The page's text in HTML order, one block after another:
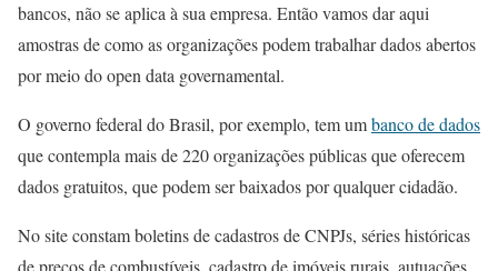
bancos, não se aplica à sua empresa. Então vamos dar aqui
amostras de como as organizações podem trabalhar dados abertos
por meio do open data governamental.
O governo federal do Brasil, por exemplo, tem umbanco de dados
que contempla mais de 220 organizações públicas que oferecem
dados gratuitos, que podem ser baixados por qualquer cidadão.
No site constam boletins de cadastros de CNPJs, séries históricas
de preços de combustíveis, cadastro de imóveis rurais, autuações